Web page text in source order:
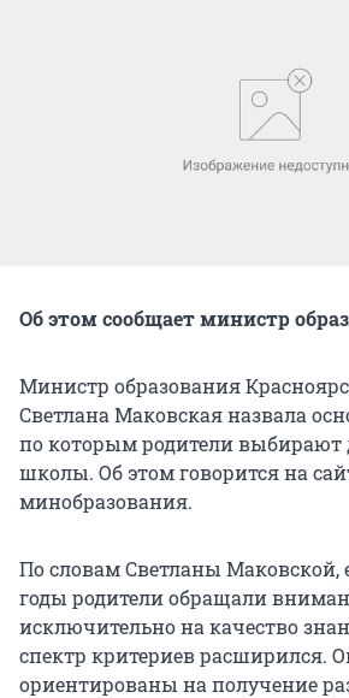
Об этом сообщает министр
Министр образования
Светлана Маковская назвала
по которым родители выбирают
школы. Об этом говорится на
минобразования.
По словам Светланы Маковской,
годы родители обращали
исключительно на качество
спектр критериев расширился.
ориентированы на получение